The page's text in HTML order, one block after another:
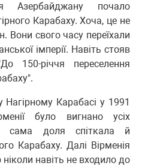
Азербайджану почало
Карабаху. Хоча, це не
Вони свого часу переїхали
імперії. Навіть стояв
150-річчя переселення
Карабасі у 1991
було вигнано усіх
сама доля спіткала й
Карабаху. Далі Вірменія
навіть не входило до